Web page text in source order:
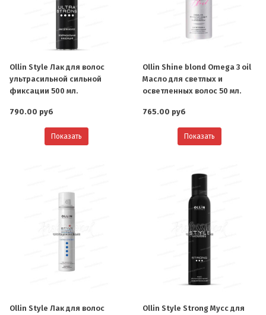
Ollin Style Лак для волос
ультрасильной сильной
фиксации 500 мл.
790.00 руб
Показать
Ollin Shine blond Omega 3 oil
Масло для светлых и
осветленных волос 50 мл.
765.00 руб
Показать
Ollin Style Лак для волос
Ollin Style Strong Мусс для